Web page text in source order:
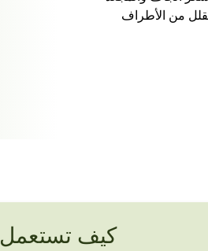
من الأطراف
كيف تستعمل